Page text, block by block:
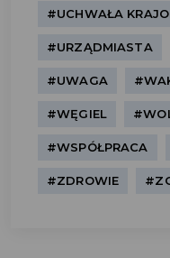
#UCHWAŁA
#URZĄDMIASTA
#UWAGA
#WĘGIEL
#WSPÓŁPRACA
#ZDROWIE